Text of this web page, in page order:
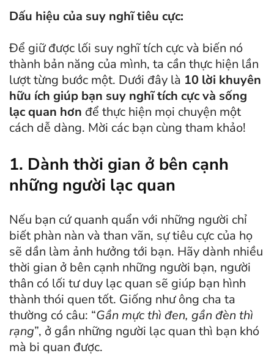
Dấu hiệu của suy nghĩ tiêu cực:
Để giữ được lối suy nghĩ tích cực và biến nó
thành bản năng của mình, ta cần thực hiện lần
lượt từng bước một. Dưới đây là 10 lời khuyên
hữu ích giúp bạn suy nghĩ tích cực và sống
lạc quan hơn để thực hiện mọi chuyện một
cách dễ dàng. Mời các bạn cùng tham khảo!
1. Dành thời gian ở bên cạnh
những người lạc quan
Nếu bạn cứ quanh quẩn với những người chỉ
biết phàn nàn và than vãn, sự tiêu cực của họ
sẽ dần làm ảnh hưởng tới bạn. Hãy dành nhiều
thời gian ở bên cạnh những người bạn, người
thân có lối tư duy lạc quan sẽ giúp bạn hình
thành thói quen tốt. Giống như ông cha ta
thường có câu: “Gần mực thì đen, gần đèn thì
rạng”, ở gần những người lạc quan thì bạn khó
mà bi quan được.